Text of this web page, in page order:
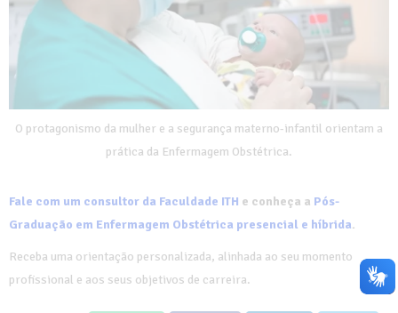
O protagonismo da mulher e a segurança materno-infantil orientam a
prática da Enfermagem Obstétrica.
Fale com um consultor da Faculdade ITH e conheça a Pós-
Graduação em Enfermagem Obstétrica presencial e híbrida.
Receba uma orientação personalizada, alinhada ao seu momento
profissional e aos seus objetivos de carreira.